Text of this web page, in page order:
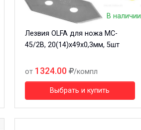
В наличии
Лезвия OLFA для ножа MC-
45/2B, 20(14)х49х0,3мм, 5шт
от 1324.00 /компл
Выбрать и купить